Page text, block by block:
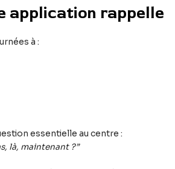
application rappelle
à :
essentielle au centre :
là, maintenant ?”